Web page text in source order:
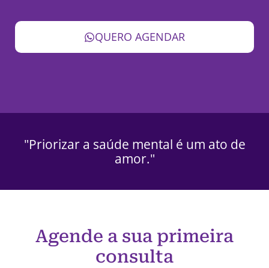
QUERO AGENDAR
"Priorizar a saúde mental é um ato de
amor."
Agende a sua primeira
consulta